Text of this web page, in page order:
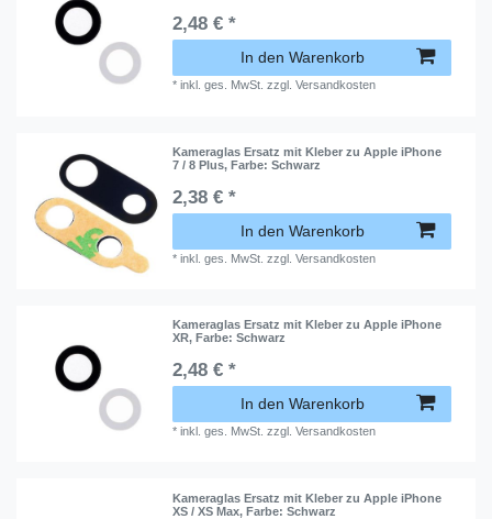
2,48 € *
In den Warenkorb
*inkl. ges. MwSt. zzgl.Versandkosten
Kameraglas Ersatz mit Kleber zu Apple iPhone
7 / 8 Plus, Farbe: Schwarz
2,38 € *
In den Warenkorb
*inkl. ges. MwSt. zzgl.Versandkosten
Kameraglas Ersatz mit Kleber zu Apple iPhone
XR, Farbe: Schwarz
2,48 € *
In den Warenkorb
*inkl. ges. MwSt. zzgl.Versandkosten
Kameraglas Ersatz mit Kleber zu Apple iPhone
XS / XS Max, Farbe: Schwarz